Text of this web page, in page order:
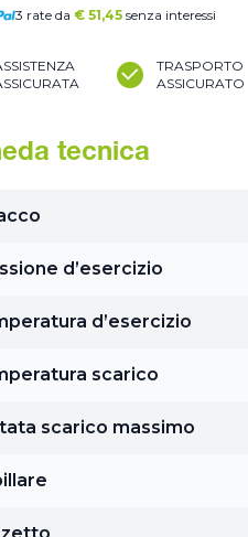
3 rate da € 51,45 senza interessi
TRASPORTO
ASSICURATO
tecnica
d’esercizio
d’esercizio
scarico
scarico massimo